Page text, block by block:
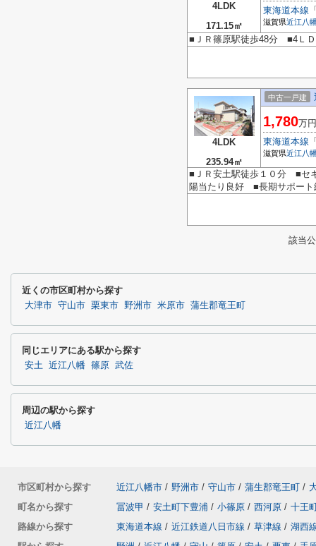
4LDK
171.15㎡
東海道本線
滋賀県近江八
■ＪＲ篠原駅徒歩48分 ■4Ｌ
4LDK
235.94㎡
中古一戸建
1,780万円
東海道本線
滋賀県近江八
■ＪＲ安土駅徒歩１０分 ■
陽当たり良好 ■長期サポート
該当
近くの市区町村から探す
大津市 守山市 栗東市 野洲市 米原市 蒲生郡竜王町
同じエリアにある駅から探す
安土 近江八幡 篠原 武佐
周辺の駅から探す
近江八幡
市区町村から探す 近江八幡市 / 野洲市 / 守山市 / 蒲生郡竜王町 /
町名から探す
冨波甲 / 安土町下豊浦 / 小篠原 / 西河原 / 十王
路線から探す
東海道本線 / 近江鉄道八日市線 / 草津線 / 湖西